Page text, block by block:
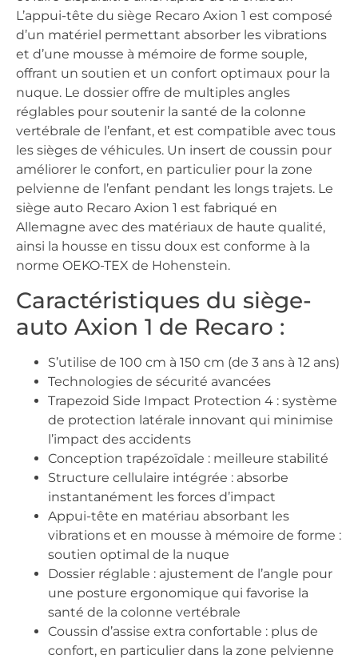
L’appui-tête du siège Recaro Axion 1 est composé
d’un matériel permettant absorber les vibrations
et d’une mousse à mémoire de forme souple,
offrant un soutien et un confort optimaux pour la
nuque. Le dossier offre de multiples angles
réglables pour soutenir la santé de la colonne
vertébrale de l’enfant, et est compatible avec tous
les sièges de véhicules. Un insert de coussin pour
améliorer le confort, en particulier pour la zone
pelvienne de l’enfant pendant les longs trajets. Le
siège auto Recaro Axion 1 est fabriqué en
Allemagne avec des matériaux de haute qualité,
ainsi la housse en tissu doux est conforme à la
norme OEKO-TEX de Hohenstein.
Caractéristiques du siège-
auto Axion 1 de Recaro :
S’utilise de 100 cm à 150 cm (de 3 ans à 12 ans)
Technologies de sécurité avancées
Trapezoid Side Impact Protection 4 : système
de protection latérale innovant qui minimise
l’impact des accidents
Conception trapézoïdale : meilleure stabilité
Structure cellulaire intégrée : absorbe
instantanément les forces d’impact
Appui-tête en matériau absorbant les
vibrations et en mousse à mémoire de forme :
soutien optimal de la nuque
Dossier réglable : ajustement de l’angle pour
une posture ergonomique qui favorise la
santé de la colonne vertébrale
Coussin d’assise extra confortable : plus de
confort, en particulier dans la zone pelvienne